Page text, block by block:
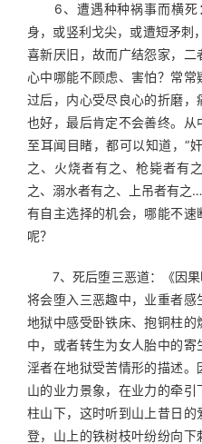
6、遭遇种种祸事而横死
身，或竖利戈尖，或遭短矛刺
喜新厌旧，故而广结怨家，二
心中哪能不顾虑、害怕？常
过后，内心受尽良心的折磨
也好，最后肯定不会善终。
至耳闻目睹，都可以知道，“
之、火烧者有之、枪毙者有
之、溺水者有之、上吊者有
有自主选择的机会，哪能不
呢？
7、死后堕三恶道：《因果
将会堕入三恶趣中，业重者
地狱中感受卧铁床、抱铜柱
中，或者转生为女人胎中的
淫者在地狱受苦情形的描述
山的业力景象，在业力的牵
柱山下，这时听到山上昔日
登，山上的铁树枝叶纷纷向